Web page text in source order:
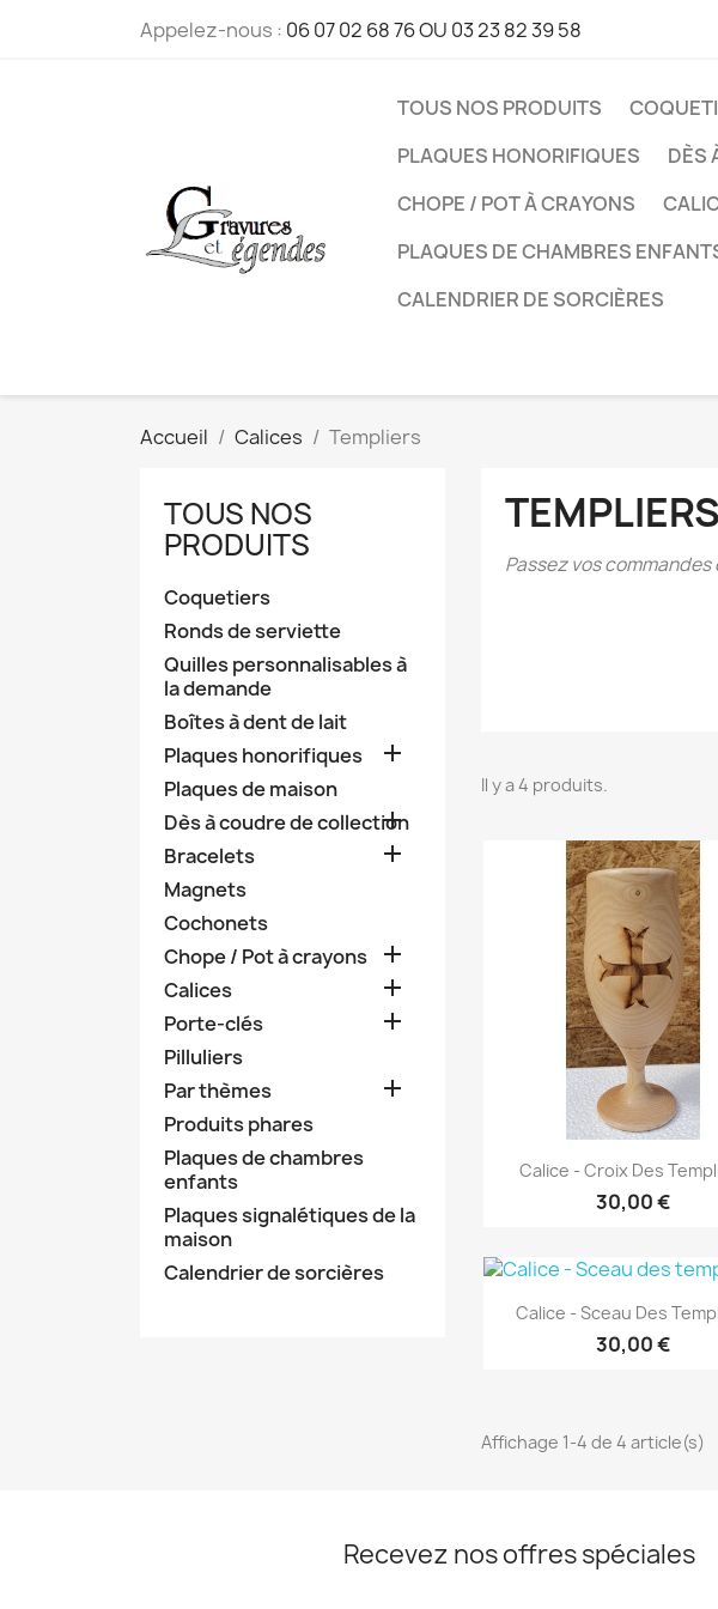
Appelez-nous : 06 07 02 68 76 OU 03 23 82 39 58
TOUS NOS PRODUITS
PLAQUES HONORIFIQUES
DÈS
CHOPE / POT À CRAYONS
PLAQUES DE CHAMBRES
CALENDRIER DE SORCIÈRES
Accueil Calices Templiers
TOUS NOS
PRODUITS
Coquetiers
Ronds de serviette
Quilles personnalisables à
la demande
Boîtes à dent de lait
Plaques honorifiques

Plaques de maison
Dès à coudre de collection

Bracelets 
Magnets
Cochonets
Chope / Pot à crayons

Calices 
Porte-clés 
Pilluliers
Par thèmes

Produits phares
Plaques de chambres
enfants
Plaques signalétiques de la
maison
Calendrier de sorcières
TEMPLIERS
Passez vos
Il y a 4 produits.
Aperçu rapide
Calice - Croix Des
30,00 €
Aperçu rapide
Calice - Sceau Des
30,00 €
Affichage 1-4 de 4 article(s)
Recevez nos offres spéciales